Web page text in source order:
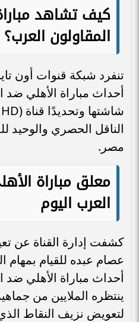
كيف تشاهد
المقاولون العرب؟
تنفرد شبكة قنوات أون
أحداث مباراة الأهلي ضد
الناقل الحصري والوحيد
مصر.
معلق مباراة
العرب اليوم
كشفت إدارة القناة عن
عصام عبده للقيام
أحداث مباراة الأهلي ضد
ينتظره الملايين من
لتعويض نزيف النقاط